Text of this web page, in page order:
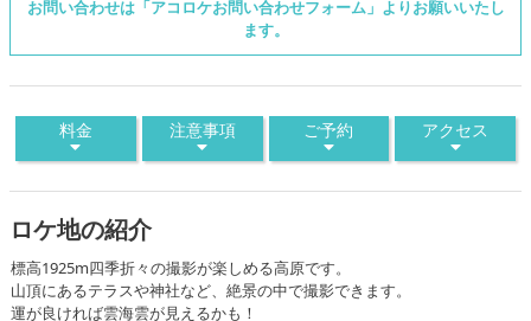
お問い合わせは「アコロケお問い合わせフォーム」よりお願いいたし
ます。
料金 注意事項 ご予約 アクセス
ロケ地の紹介
標高1925m四季折々の撮影が楽しめる高原です。
山頂にあるテラスや神社など、絶景の中で撮影できます。
運が良ければ雲海雲が見えるかも！